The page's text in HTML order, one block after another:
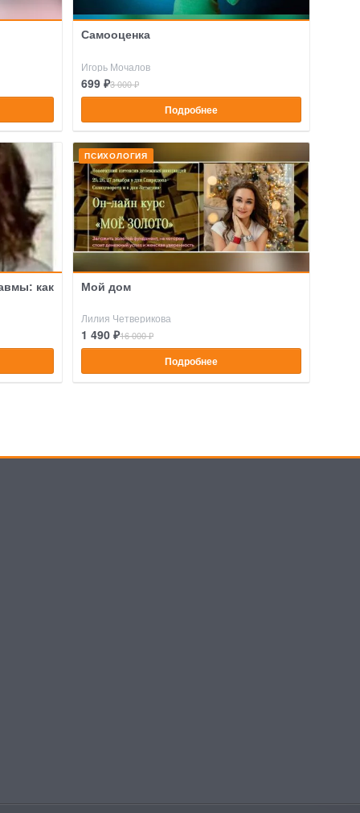
Самооценка
Игорь Мочалов
699 ₽3 000 ₽
Подробнее
как
ПСИХОЛОГИЯ
Мой дом
Лилия Четверикова
1 490 ₽16 000 ₽
Подробнее